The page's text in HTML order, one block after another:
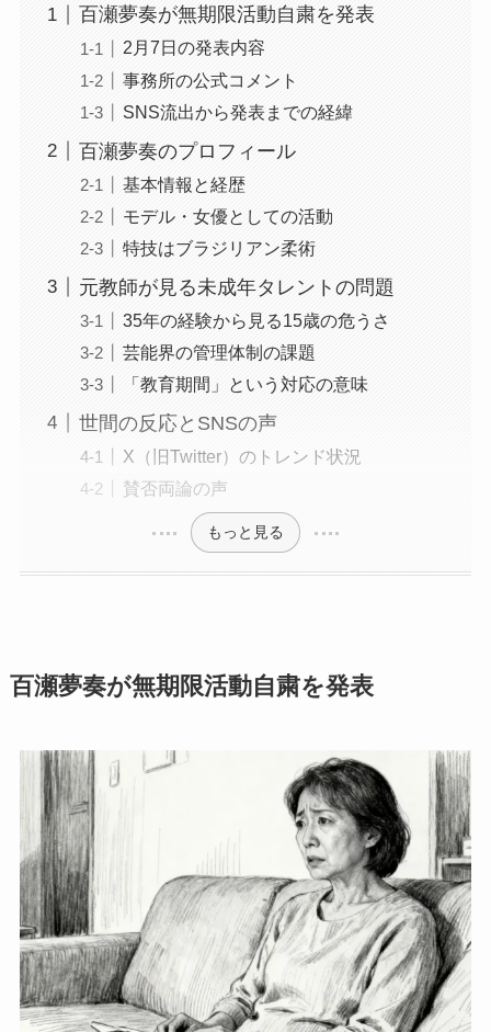
百瀬夢奏が無期限活動自粛を発表
2月7日の発表内容
事務所の公式コメント
SNS流出から発表までの経緯
百瀬夢奏のプロフィール
基本情報と経歴
モデル・女優としての活動
特技はブラジリアン柔術
元教師が見る未成年タレントの問題
35年の経験から見る15歳の危うさ
芸能界の管理体制の課題
「教育期間」という対応の意味
世間の反応とSNSの声
X（旧Twitter）のトレンド状況
賛否両論の声
もっと見る
百瀬夢奏が無期限活動自粛を発表